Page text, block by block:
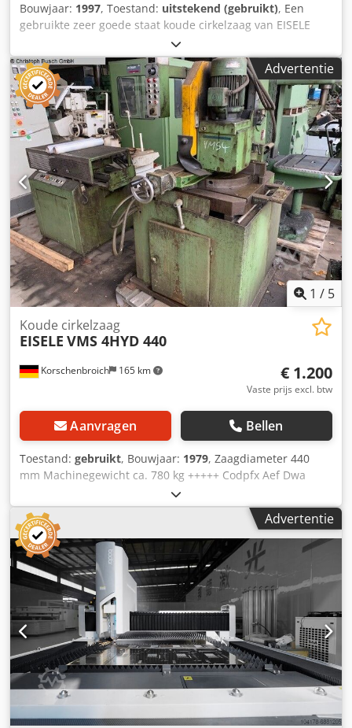
Bouwjaar: 1997, Toestand: uitstekend (gebruikt), Een
gebruikte zeer goede staat koude cirkelzaag van EISELE
uitgerust met 370mm cirkelzaagblad, traploze
hydropneumatische voeding, pneumatische
materiaalklemming, koelsysteem en documentatie.
Toerental: 17/ 34 rpm Snijbereik: Rond 90°/ 45° r. l./ 30° r.
130/ 130/ 105mm Crjdpokfp D Tofx Afksf Vierkant 90°/ 45°
r. l./ 30° r. 120x120/ 100x100/ 90x90mm Rechthoek 90°/ 45°
r. l./ 30° r. 200x100/ 140x100/ 100/100mm Pneumatische
aansluiting 7 bar Werkhoogte 900mm Machine afmetingen
BxDxH 865x1332x2175mm Gewicht 460kg Verdere tech.
Gegevens zie pdf.-document Tech. Gegevens en
afmetingen: Fouten voorbehouden
Advertentie
1 / 5
Korschenbroich 165 km
Koude cirkelzaag
EISELE VMS 4HYD 440
€ 1.200
Vaste prijs excl. btw
Aanvragen Bellen
Toestand: gebruikt, Bouwjaar: 1979, Zaagdiameter 440
mm Machinegewicht ca. 780 kg +++++ Codpfx Aef Dwa
Usfkorf Let op: de machine is gedemonteerd en laadklaar.
Om deze reden is een demonstratie onder stroom of het
maken van een video niet mogelijk. Onze advertentie bevat
de meest informatieve foto's van de best mogelijke
kwaliteit. Extra foto's kunnen helaas niet worden verstrekt.
+++++
Advertentie